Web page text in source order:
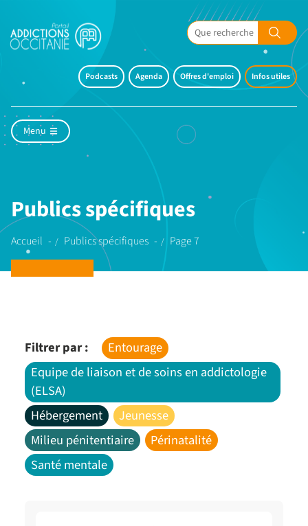
Podcasts Agenda Offres d'emploi Infos utiles
Menu
Publics spécifiques
Accueil Publics spécifiques Page 7
Filtrer par :
Entourage
Equipe de liaison et de soins en addictologie
(ELSA)
Hébergement
Jeunesse
Milieu pénitentiaire
Périnatalité
Santé mentale